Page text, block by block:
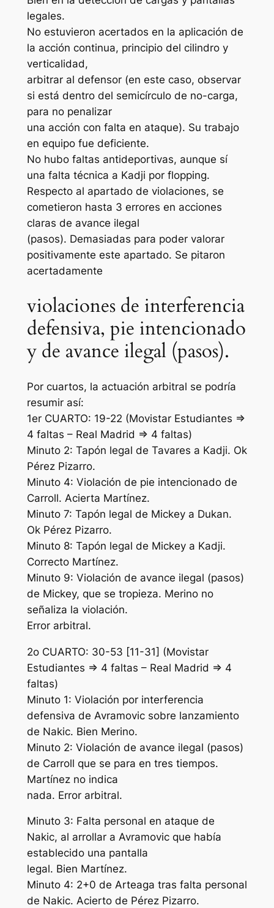
legales.
No estuvieron acertados en la aplicación de
la acción continua, principio del cilindro y
verticalidad,
arbitrar al defensor (en este caso, observar
si está dentro del semicírculo de no-carga,
para no penalizar
una acción con falta en ataque). Su trabajo
en equipo fue deficiente.
No hubo faltas antideportivas, aunque sí
una falta técnica a Kadji por flopping.
Respecto al apartado de violaciones, se
cometieron hasta 3 errores en acciones
claras de avance ilegal
(pasos). Demasiadas para poder valorar
positivamente este apartado. Se pitaron
acertadamente
violaciones de interferencia
defensiva, pie intencionado
y de avance ilegal (pasos).
Por cuartos, la actuación arbitral se podría
resumir así:
1er CUARTO: 19-22 (Movistar Estudiantes =>
4 faltas – Real Madrid => 4 faltas)
Minuto 2: Tapón legal de Tavares a Kadji. Ok
Pérez Pizarro.
Minuto 4: Violación de pie intencionado de
Carroll. Acierta Martínez.
Minuto 7: Tapón legal de Mickey a Dukan.
Ok Pérez Pizarro.
Minuto 8: Tapón legal de Mickey a Kadji.
Correcto Martínez.
Minuto 9: Violación de avance ilegal (pasos)
de Mickey, que se tropieza. Merino no
señaliza la violación.
Error arbitral.
2o CUARTO: 30-53 [11-31] (Movistar
Estudiantes => 4 faltas – Real Madrid => 4
faltas)
Minuto 1: Violación por interferencia
defensiva de Avramovic sobre lanzamiento
de Nakic. Bien Merino.
Minuto 2: Violación de avance ilegal (pasos)
de Carroll que se para en tres tiempos.
Martínez no indica
nada. Error arbitral.
Minuto 3: Falta personal en ataque de
Nakic, al arrollar a Avramovic que había
establecido una pantalla
legal. Bien Martínez.
Minuto 4: 2+0 de Arteaga tras falta personal
de Nakic. Acierto de Pérez Pizarro.